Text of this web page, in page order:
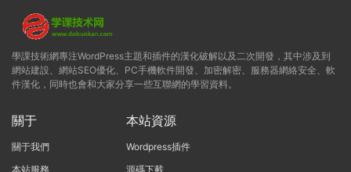
學課技術網專注WordPress主題和插件的漢化破解以及二次開發，其中涉及到
網站建設、網站SEO優化、PC手機軟件開發、加密解密、服務器網絡安全、軟
件漢化，同時也會和大家分享一些互聯網的學習資料。
關于
關于我們
本站服務
本站資源
Wordpress插件
源碼下載